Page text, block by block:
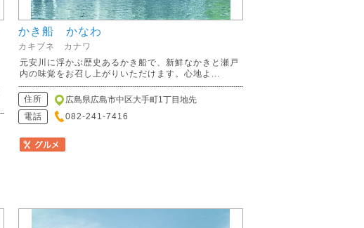
かき船 かなわ
カキブネ カナワ
元安川に浮かぶ歴史あるかき船で、新鮮なかきと瀬戸
内の味覚をお召し上がりいただけます。心地よ...
住所
広島県広島市中区大手町1丁目地先
電話
082-241-7416